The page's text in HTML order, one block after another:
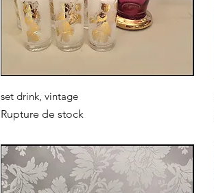
Aperçu rapide
set drink, vintage
Rupture de stock